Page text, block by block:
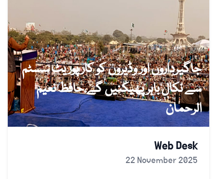
جاگیرداروں اور وڈیروں کو کارپوریٹ سسٹم
سے نکال باہر پھیکنیں گے،حافظ نعیم
الرحمان
Web Desk
22 November 2025